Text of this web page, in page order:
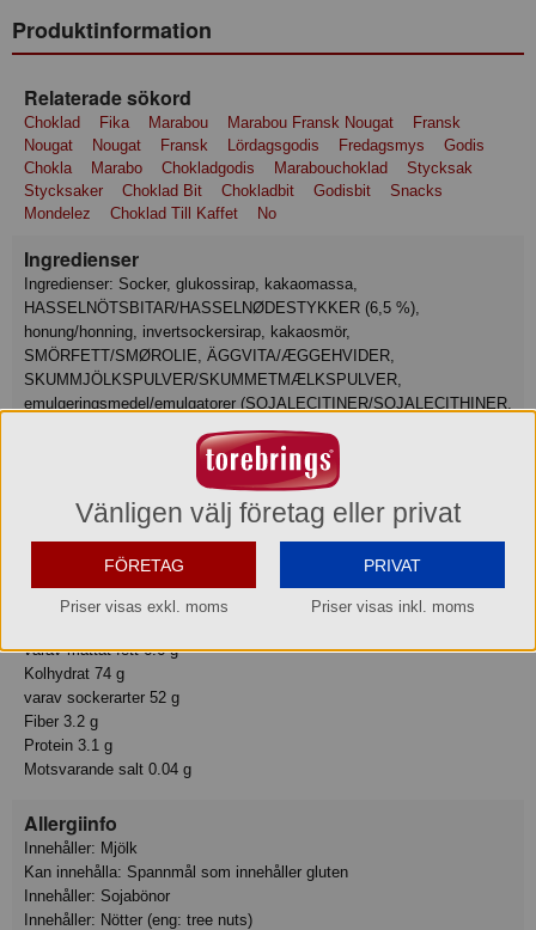
Produktinformation
Relaterade sökord
Choklad Fika Marabou Marabou Fransk Nougat
Fransk
Nougat
Nougat Fransk Lördagsgodis Fredagsmys
Godis
Chokla
Marabo Chokladgodis Marabouchoklad
Stycksak
Stycksaker
Choklad Bit Chokladbit Godisbit
Snacks
Mondelez
Choklad Till Kaffet No
Ingredienser
Ingredienser: Socker, glukossirap, kakaomassa,
HASSELNÖTSBITAR/HASSELNØDESTYKKER (6,5 %),
honung/honning, invertsockersirap, kakaosmör,
SMÖRFETT/SMØROLIE, ÄGGVITA/ÆGGEHVIDER,
SKUMMJÖLKSPULVER/SKUMMETMÆLKSPULVER,
emulgeringsmedel/emulgatorer (SOJALECITINER/SOJALECITHINER,
E476), aromer. KAN INNEHÅLLA JORDNÖTTER/JORDNØDDER,
ANDRA NÖTTER/ANDRE NØDDER OCH VETE/HVEDE.
Näringsvärde
Tillagningsstatus: Ej tillagad
Basmängdeklaration: 100
Energi 1860 kJ
Energi 442 kcal
varav mättat fett 6.6 g
Kolhydrat 74 g
varav sockerarter 52 g
Fiber 3.2 g
Protein 3.1 g
Motsvarande salt 0.04 g
Allergiinfo
Innehåller: Mjölk
Kan innehålla: Spannmål som innehåller gluten
Innehåller: Sojabönor
Innehåller: Nötter (eng: tree nuts)
Vänligen välj företag eller privat
FÖRETAG
Priser visas exkl. moms
PRIVAT
Priser visas inkl. moms